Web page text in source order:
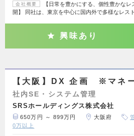
会社概要
【日常を豊かにする、個性豊かな
開】 同社は、東京を中心に国内外で多様なレス
興味あり
【大阪】DX 企画 ※マネ
社内SE・システム管理
SRSホールディングス株式会社
650万円 ～ 899万円 大阪府
0万以上